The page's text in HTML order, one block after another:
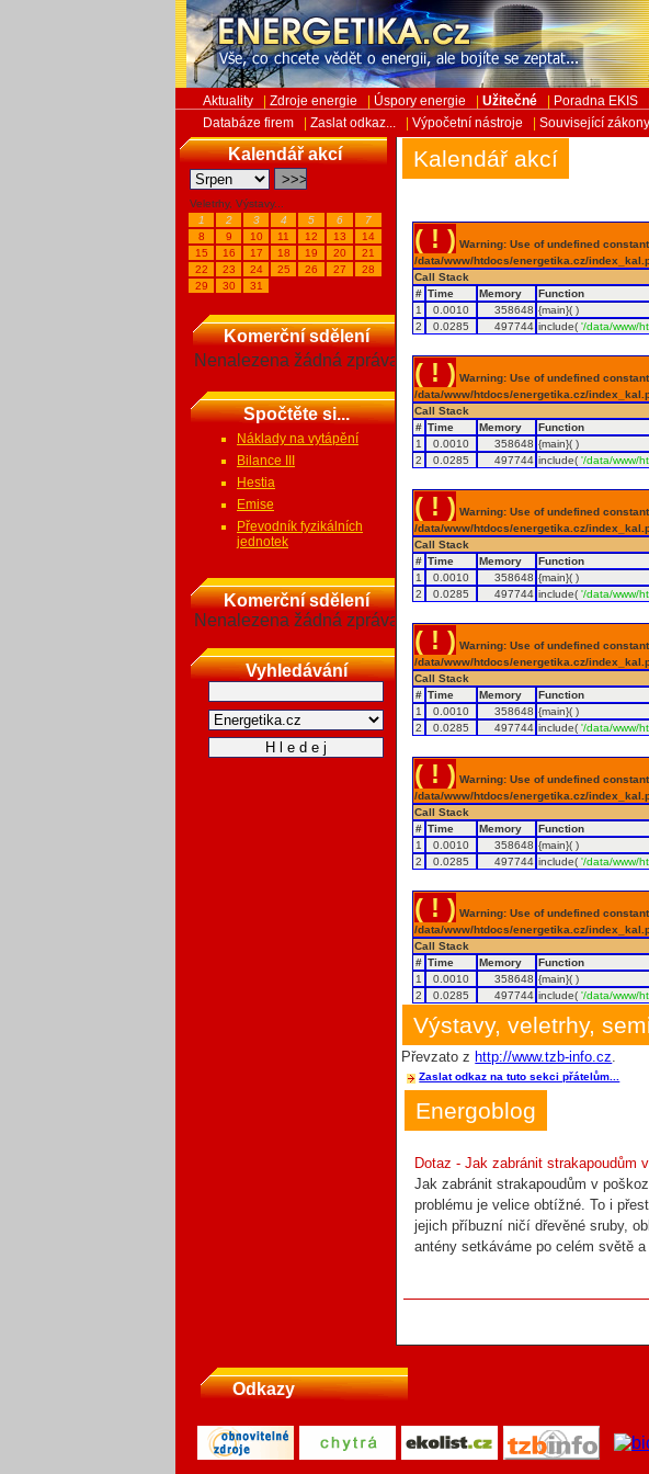
Aktuality
Zdroje energie Úspory energie Užitečné Poradna EKIS
Databáze firem
Zaslat odkaz... Výpočetní nástroje Související zákony
Kalendář akcí
Veletrhy, Výstavy...
1
2 3 4 5 6
7
8
9 10 11 12 13
14
15
16 17 18 19 20
21
22
23 24 25 26 27
28
29
30 31
Komerční sdělení
Nenalezena žádná zpráva
Spočtěte si...
Náklady na vytápění
Bilance III
Hestia
Emise
Převodník fyzikálních
jednotek
Komerční sdělení
Nenalezena žádná zpráva
Vyhledávání
Kalendář akcí
( ! ) Warning: Use of undefined
/data/www/htdocs/energetika.cz/
Call Stack
# Time Memory Function
1
0.0010 358648 {main}( )
2
0.0285 497744 include('/data/www/
( ! ) Warning: Use of undefined
/data/www/htdocs/energetika.cz/
Call Stack
# Time Memory Function
1
0.0010 358648 {main}( )
2
0.0285 497744 include('/data/www/
( ! ) Warning: Use of undefined
/data/www/htdocs/energetika.cz/
Call Stack
# Time Memory Function
1
0.0010 358648 {main}( )
2
0.0285 497744 include('/data/www/
( ! ) Warning: Use of undefined
/data/www/htdocs/energetika.cz/
Call Stack
# Time Memory Function
1
0.0010 358648 {main}( )
2
0.0285 497744 include('/data/www/
( ! ) Warning: Use of undefined
/data/www/htdocs/energetika.cz/
Call Stack
# Time Memory Function
1
0.0010 358648 {main}( )
2
0.0285 497744 include('/data/www/
( ! ) Warning: Use of undefined
/data/www/htdocs/energetika.cz/
Call Stack
# Time Memory Function
1
0.0010 358648 {main}( )
2
0.0285 497744 include('/data/www/
Výstavy, veletrhy,
Převzato z http://www.tzb-info.cz.
Zaslat odkaz na tuto sekci přátelům...
Energoblog
Dotaz - Jak zabránit strakapoudům
Jak zabránit strakapoudům v
problému je velice obtížné. To i
jejich příbuzní ničí dřevěné sruby,
antény setkáváme po celém světě a
Odkazy